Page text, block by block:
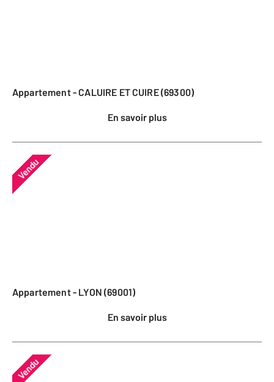
Appartement - CALUIRE ET CUIRE (69300)
En savoir plus
Vendu
Appartement - LYON (69001)
En savoir plus
Vendu